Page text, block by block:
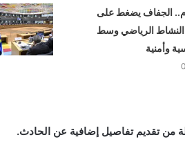
الجفاف يضغط على
النشاط الرياضي وسط
وأمنية
من تقديم تفاصيل إضافية عن الحادث.